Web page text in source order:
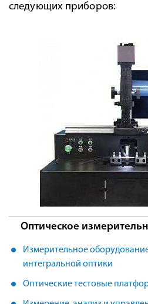
следующих приборов:
Оптическое
Измерительное
интегральной оптики
Оптические тестовые